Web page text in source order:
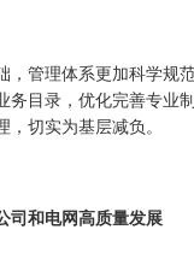
管理体系更加科学规
务目录，优化完善专业
切实为基层减负。
司和电网高质量发展